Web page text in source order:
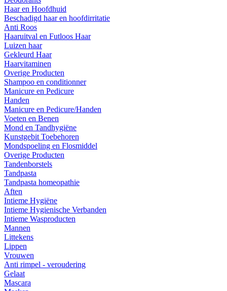
Haar en Hoofdhuid
Beschadigd haar en hoofdirritatie
Anti Roos
Haaruitval en Futloos Haar
Luizen haar
Gekleurd Haar
Haarvitaminen
Overige Producten
Shampoo en conditionner
Manicure en Pedicure
Handen
Manicure en Pedicure/Handen
Voeten en Benen
Mond en Tandhygiëne
Kunstgebit Toebehoren
Mondspoeling en Flosmiddel
Overige Producten
Tandenborstels
Tandpasta
Tandpasta homeopathie
Aften
Intieme Hygiëne
Intieme Hygienische Verbanden
Intieme Wasproducten
Mannen
Littekens
Lippen
Vrouwen
Anti rimpel - veroudering
Gelaat
Mascara